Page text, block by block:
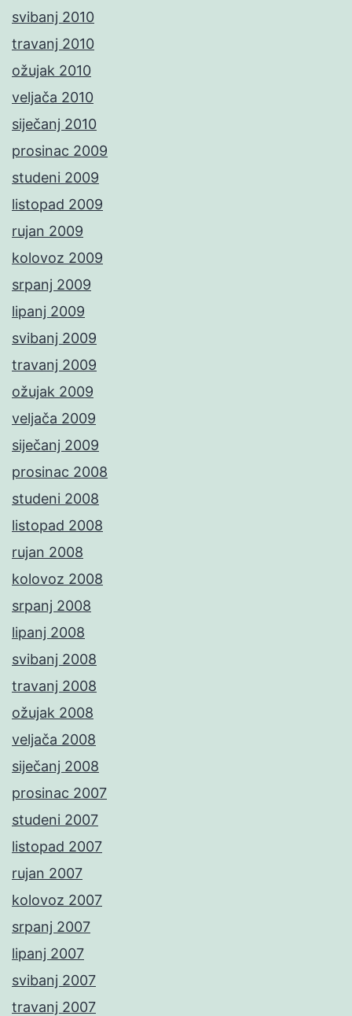
svibanj 2010
travanj 2010
ožujak 2010
veljača 2010
siječanj 2010
prosinac 2009
studeni 2009
listopad 2009
rujan 2009
kolovoz 2009
srpanj 2009
lipanj 2009
svibanj 2009
travanj 2009
ožujak 2009
veljača 2009
siječanj 2009
prosinac 2008
studeni 2008
listopad 2008
rujan 2008
kolovoz 2008
srpanj 2008
lipanj 2008
svibanj 2008
travanj 2008
ožujak 2008
veljača 2008
siječanj 2008
prosinac 2007
studeni 2007
listopad 2007
rujan 2007
kolovoz 2007
srpanj 2007
lipanj 2007
svibanj 2007
travanj 2007